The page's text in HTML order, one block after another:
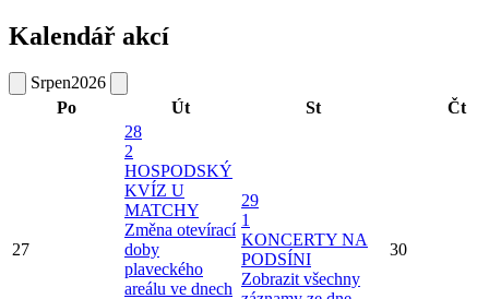
Kalendář akcí
Srpen2026
Po
Út St Čt
27
28
2
HOSPODSKÝ
KVÍZ U
MATCHY
Změna otevírací
doby
plaveckého
areálu ve dnech
29
1
KONCERTY NA
PODSÍNI
Zobrazit všechny
30